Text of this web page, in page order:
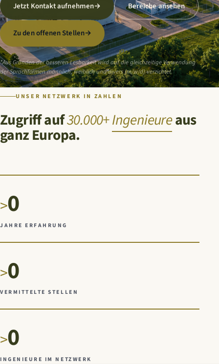
Jetzt Kontakt aufnehmen→ Bereiche ansehen
Zu den offenen Stellen→
*Aus Gründen der besseren Lesbarkeit wird auf die gleichzeitige Verwendung
der Sprachformen männlich, weiblich und divers (m/w/d) verzichtet.
UNSER NETZWERK IN ZAHLEN
Zugriff auf30.000+Ingenieureaus
ganz Europa.
>0
JAHRE ERFAHRUNG
>0
VERMITTELTE STELLEN
>0
INGENIEURE IM NETZWERK